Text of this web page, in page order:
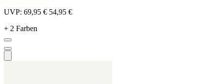
UVP: 69,95 € 54,95 €
+ 2 Farben